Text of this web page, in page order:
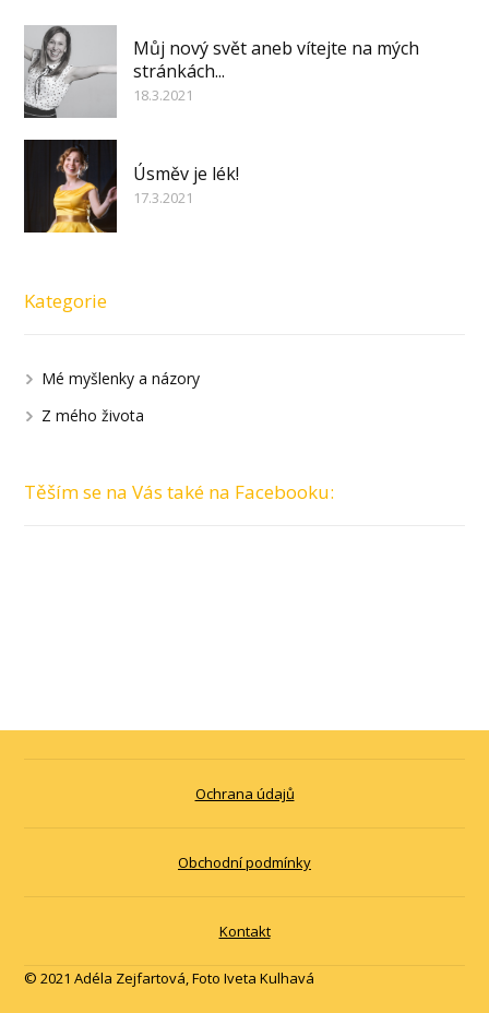
Můj nový svět aneb vítejte na mých
stránkách...
18.3.2021
Úsměv je lék!
17.3.2021
Kategorie
Mé myšlenky a názory
Z mého života
Těším se na Vás také na Facebooku:
Ochrana údajů
Obchodní podmínky
Kontakt
© 2021 Adéla Zejfartová, Foto Iveta Kulhavá